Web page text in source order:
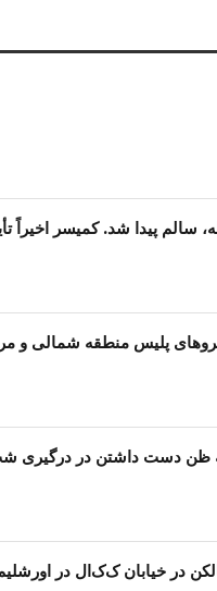
پلیس منطقه شمالی و
به ظن دست داشتن در درگیری
در خیابان ک‌ک‌ال در